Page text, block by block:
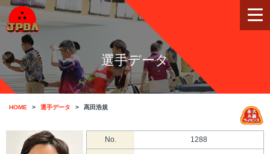
選手データ
HOME 選手データ 髙田浩規
No. 1288